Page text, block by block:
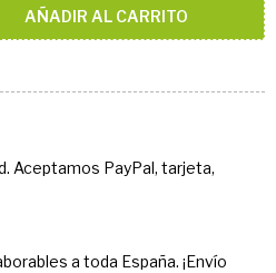
AÑADIR AL CARRITO
Aceptamos PayPal, tarjeta,
a toda España. ¡Envío